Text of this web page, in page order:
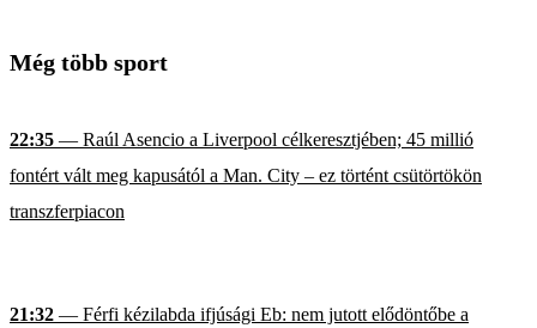
Még több sport
22:35 — Raúl Asencio a Liverpool célkeresztjében; 45 millió
fontért vált meg kapusától a Man. City – ez történt csütörtökön
transzferpiacon
21:32 — Férfi kézilabda ifjúsági Eb: nem jutott elődöntőbe a